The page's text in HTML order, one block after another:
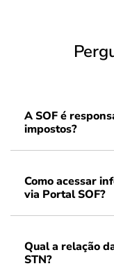
A SOF é
impostos?
Como acessar
via Portal SOF?
Qual a relação
STN?